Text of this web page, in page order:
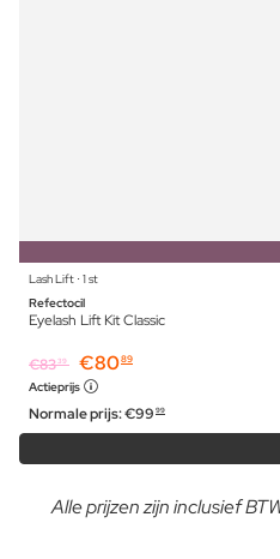
Lash Lift ⋅ 1 st
Refectocil
Eyelash Lift Kit Classic
€8339 €8089
Actieprijs
Normale prijs:€99 99
Alle prijzen zijn inclusief